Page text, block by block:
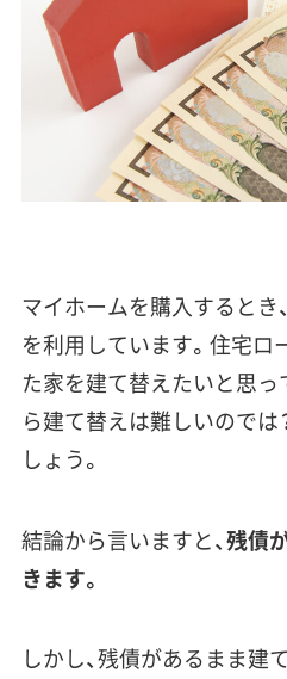
マイホームを購入するとき
を利用しています。住宅ロ
た家を建て替えたいと思っ
ら建て替えは難しいのでは
しょう。
結論から言いますと、残債
きます。
しかし、残債があるまま建